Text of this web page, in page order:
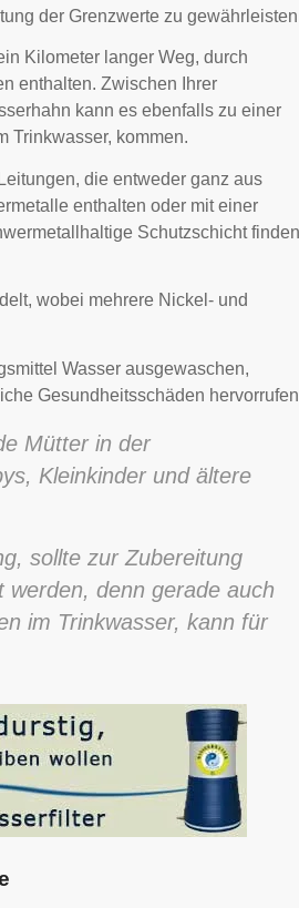
der Grenzwerte zu
Kilometer langer Weg, durch
enthalten. Zwischen Ihrer
kann es ebenfalls zu einer
Trinkwasser, kommen.
die entweder ganz aus
enthalten oder mit einer
Schutzschicht finden
wobei mehrere Nickel- und
Wasser ausgewaschen,
Gesundheitsschäden
Mütter in der
Kleinkinder und ältere
sollte zur Zubereitung
werden, denn gerade auch
im Trinkwasser, kann für